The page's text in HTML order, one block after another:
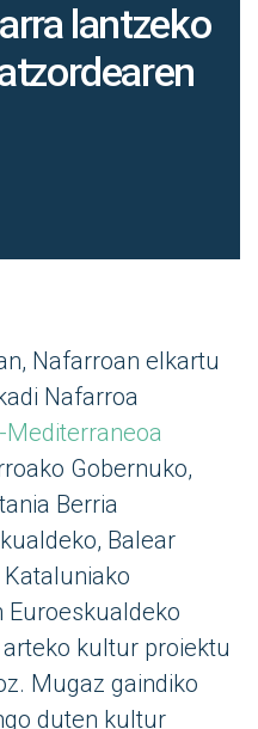
lantzeko
Nafarroan elkartu
Nafarroa
Mediterraneoa
Gobernuko,
Berria
Balear
Euroeskualdeko
kultur proiektu
Mugaz gaindiko
duten kultur